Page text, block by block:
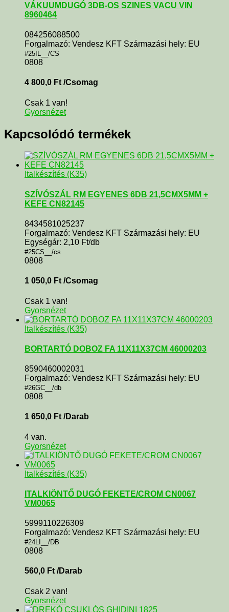
VÁKUUMDUGÓ 3DB-OS SZINES VACU VIN
8960464
084256088500
Forgalmazó: Vendesz KFT Származási hely: EU
#25IL__/CS
0808
4 800,0 Ft /Csomag
Csak 1 van!
Gyorsnézet
Kapcsolódó termékek
Italkészítés (K35)
SZÍVÓSZÁL RM EGYENES 6DB 21,5CMX5MM +
KEFE CN82145
8434581025237
Forgalmazó: Vendesz KFT Származási hely: EU
Egységár: 2,10 Ft/db
#25CS__/cs
0808
1 050,0 Ft /Csomag
Csak 1 van!
Gyorsnézet
Italkészítés (K35)
BORTARTÓ DOBOZ FA 11X11X37CM 46000203
8590460002031
Forgalmazó: Vendesz KFT Származási hely: EU
#26GC__/db
0808
1 650,0 Ft /Darab
4 van.
Gyorsnézet
Italkészítés (K35)
ITALKIÖNTŐ DUGÓ FEKETE/CROM CN0067
VM0065
5999110226309
Forgalmazó: Vendesz KFT Származási hely: EU
#24LI__/DB
0808
560,0 Ft /Darab
Csak 2 van!
Gyorsnézet